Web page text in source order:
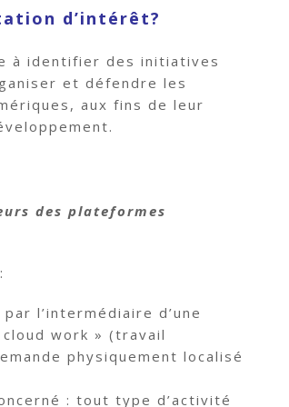
d’intérêt?
à identifier des initiatives
et défendre les
aux fins de leur
des plateformes
l’intermédiaire d’une
work » (travail
physiquement localisé
: tout type d’activité